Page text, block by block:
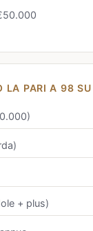
LA PARI A 98
+ plus)